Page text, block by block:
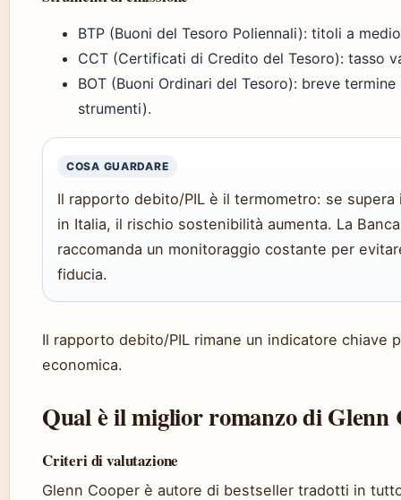
BTP (Buoni del Tesoro Poliennali): titoli a
CCT (Certificati di Credito del Tesoro): tasso
BOT (Buoni Ordinari del Tesoro): breve termine
strumenti).
COSA GUARDARE
Il rapporto debito/PIL è il termometro: se supera
in Italia, il rischio sostenibilità aumenta. La Banca
raccomanda un monitoraggio costante per
fiducia.
Il rapporto debito/PIL rimane un indicatore chiave
economica.
Qual è il miglior romanzo di Glenn
Criteri di valutazione
Glenn Cooper è autore di bestseller tradotti in